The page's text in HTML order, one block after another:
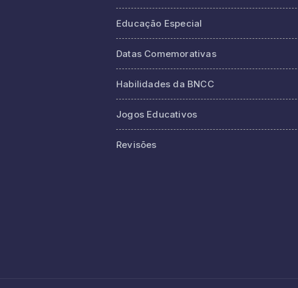
Educação Especial
Datas Comemorativas
Habilidades da BNCC
Jogos Educativos
Revisões